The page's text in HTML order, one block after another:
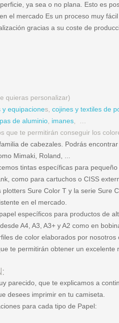
ya sea o no plana. Esto es
el mercado Es un proceso muy
gracias a su coste de
quieras personalizar)
y equipaciones, cojines y textiles de
de aluminio, imanes, …
que te permitirán conseguir los
de cabezales. Podrás
Mimaki, Roland, ...
tintas específicas para
como para cartuchos o CISS
Sure Color T y la serie Sure
en el mercado.
específicos para productos de
A4, A3, A3+ y A2 como en
de color elaborados por
te permitirán obtener un excelente
parecido, que te explicamos a
desees imprimir en tu camiseta.
para cada tipo de Papel: